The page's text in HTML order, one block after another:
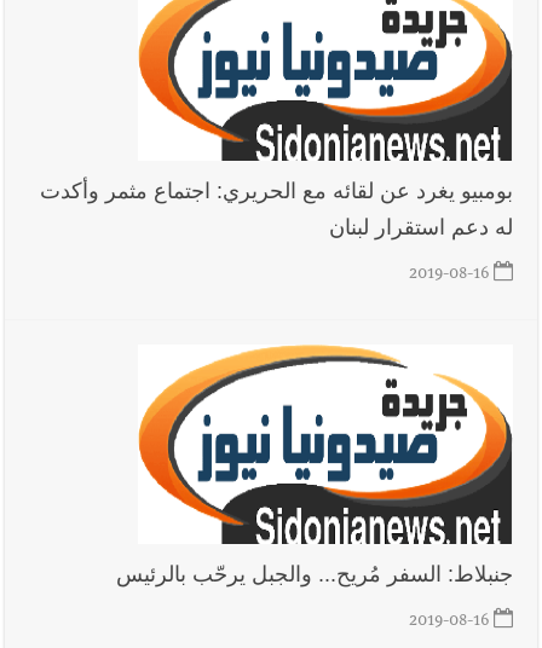
القدرات -صيدا
أخبار صيدا
بلدية صيدا ومؤسسة الحريري تعقدان الاجتماع
التشاوري الأول للمرصد الحضري
بالصور : بلدية صيدا تستقبل السيد محمد زيدان:
استعراض شامل لمشاريع وتأكيدٌ على حماية القيمة التراثية للمدينة
أخبار لبنان
روابط القطاع العام : إضراب الاثنين احتجاجا على
تقسيط المفعول الرجعي
أخبار لبنان خلفيات توقيف السفير الفلسطيني السابق أشرف دبور:
أخبار لبنان
بومبيو يغرد عن لقائه مع الحريري: اجتماع مثمر وأكدت
له دعم استقرار لبنان
2019-08-16
جنبلاط: السفر مُريح... والجبل يرحّب بالرئيس
2019-08-16